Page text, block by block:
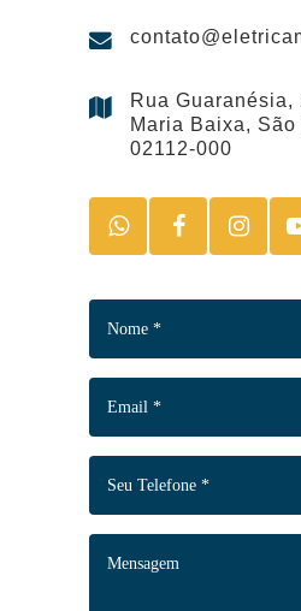
Rua Guaranésia,
Maria Baixa, São
02112-000